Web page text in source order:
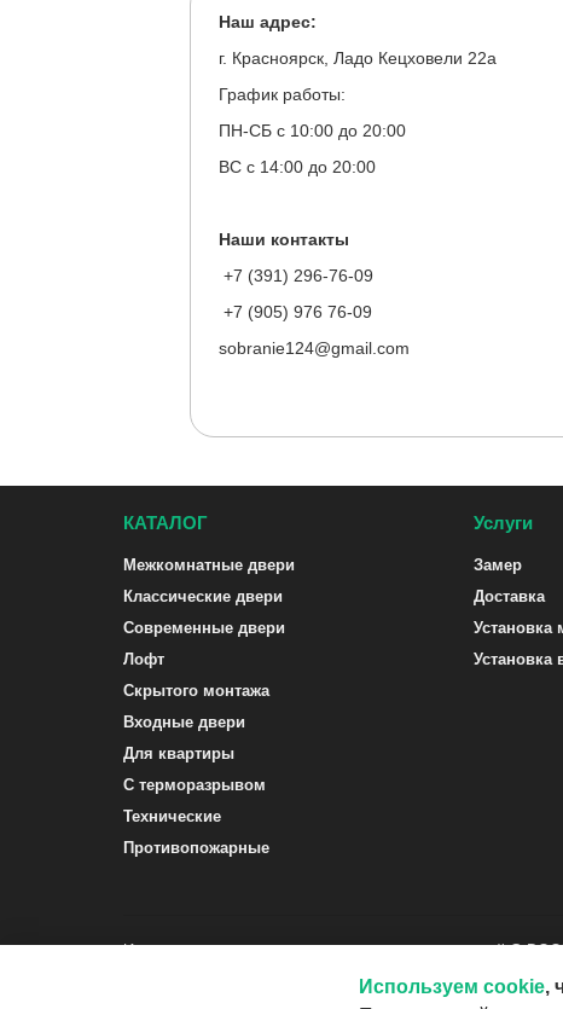
Наш адрес:
г. Красноярск, Ладо Кецховели 22а
График работы:
ПН-СБ с 10:00 до 20:00
ВС с 14:00 до 20:00
Наши контакты
+7 (391) 296-76-09
+7 (905) 976 76-09
sobranie124@gmail.com
КАТАЛОГ
Межкомнатные двери
Классические двери
Современные двери
Лофт
Скрытого монтажа
Входные двери
Для квартиры
С терморазрывом
Технические
Противопожарные
Услуги
Замер
Доставка
Установка
Установка
Интернет-магазин межкомнатных и входных дверей G-
Используем cookie,